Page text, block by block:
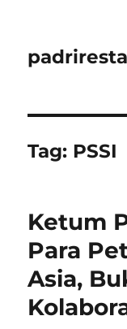
Tag: PSSI
Ketum
Para
Asia,